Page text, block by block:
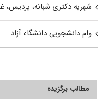
شهریه دکتری شبانه، پردیس،
وام دانشجویی دانشگاه آزاد
مطالب برگزیده